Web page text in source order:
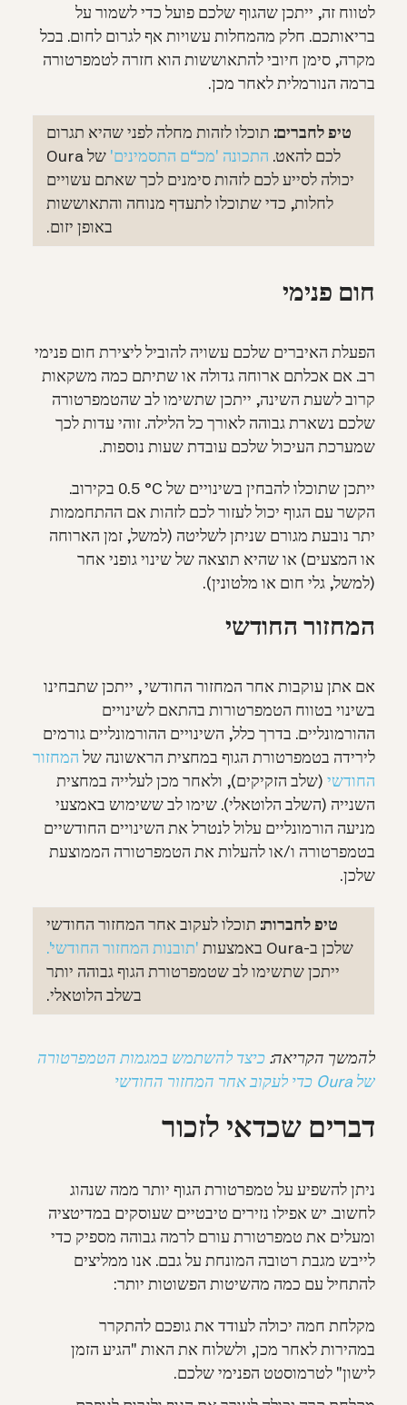
לטווח זה, ייתכן שהגוף שלכם פועל כדי לשמור על
בריאותכם. חלק מהמחלות עשויות אף לגרום לחום. בכל
מקרה, סימן חיובי להתאוששות הוא חזרה לטמפרטורה
ברמה הנורמלית לאחר מכן.
טיפ לחברים: תוכלו לזהות מחלה לפני שהיא תגרום
לכם להאט. התכונה 'מכ“ם התסמינים'
של Oura
יכולה לסייע לכם לזהות סימנים לכך שאתם עשויים
לחלות, כדי שתוכלו לתעדף מנוחה והתאוששות
באופן יזום.
חום פנימי
הפעלת האיברים שלכם עשויה להוביל ליצירת חום פנימי
רב. אם אכלתם ארוחה גדולה או שתיתם כמה משקאות
קרוב לשעת השינה, ייתכן שתשימו לב שהטמפרטורה
שלכם נשארת גבוהה לאורך כל הלילה. זוהי עדות לכך
שמערכת העיכול שלכם עובדת שעות נוספות.
ייתכן שתוכלו להבחין בשינויים של ‎‎°C‎ ‏0.5‎ בקירוב.
הקשר עם הגוף יכול לעזור לכם לזהות אם ההתחממות
יתר נובעת מגורם שניתן לשליטה (למשל, זמן הארוחה
או המצעים) או שהיא תוצאה של שינוי גופני אחר
(למשל, גלי חום או מלטונין).
המחזור החודשי
אם אתן עוקבות אחר המחזור החודשי , ייתכן שתבחינו
בשינוי בטווח הטמפרטורות בהתאם לשינויים
ההורמונליים. בדרך כלל, השינויים ההורמונליים גורמים
לירידה בטמפרטורת הגוף במחצית הראשונה של המחזור
החודשי (שלב הזקיקים), ולאחר מכן לעלייה במחצית
השנייה (השלב הלוטאלי). שימו לב ששימוש באמצעי
מניעה הורמונליים עלול לנטרל את השינויים החודשיים
בטמפרטורה ו/או להעלות את הטמפרטורה הממוצעת
שלכן.
טיפ לחברות: תוכלו לעקוב אחר המחזור החודשי
שלכן ב-Oura באמצעות
'תובנות המחזור החודשי'.
ייתכן שתשימו לב שטמפרטורת הגוף גבוהה יותר
בשלב הלוטאלי.
להמשך הקריאה: כיצד להשתמש במגמות הטמפרטורה
של Oura כדי לעקוב אחר המחזור החודשי
דברים שכדאי לזכור
ניתן להשפיע על טמפרטורת הגוף יותר ממה שנהוג
לחשוב. יש אפילו נזירים טיבטיים שעוסקים במדיטציה
ומעלים את טמפרטורת עורם לרמה גבוהה מספיק כדי
לייבש מגבת רטובה המונחת על גבם. אנו ממליצים
להתחיל עם כמה מהשיטות הפשוטות יותר:
מקלחת חמה יכולה לעודד את גופכם להתקרר
במהירות לאחר מכן, ולשלוח את האות "הגיע הזמן
לישון" לטרמוסטט הפנימי שלכם.